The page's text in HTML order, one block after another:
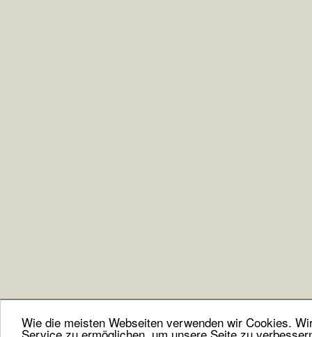
Wie die meisten Webseiten verwenden wir Cookies.